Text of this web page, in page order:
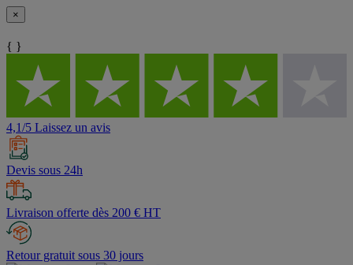
×
{ }
4,1/5 Laissez un avis
Devis sous 24h
Livraison offerte dès 200 € HT
Retour gratuit sous 30 jours